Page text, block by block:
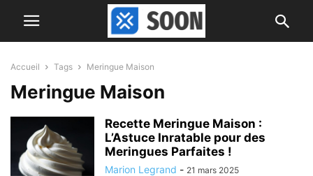
Accueil Tags Meringue Maison
Meringue Maison
Recette Meringue Maison :
L’Astuce Inratable pour des
Meringues Parfaites !
Marion Legrand - 21 mars 2025